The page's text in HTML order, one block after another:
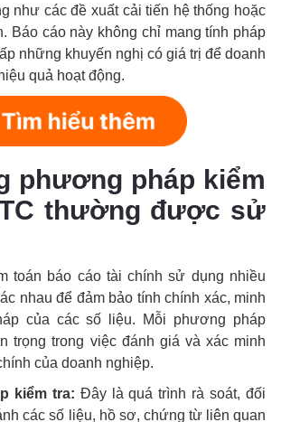
như các đề xuất cải tiến hệ thống hoặc
Báo cáo này không chỉ mang tính pháp
những khuyến nghị có giá trị để doanh
quả hoạt động.
phương pháp kiểm
thường được sử
toán báo cáo tài chính sử dụng nhiều
nhau để đảm bảo tính chính xác, minh
của các số liệu. Mỗi phương pháp
trọng trong việc đánh giá và xác minh
của doanh nghiệp.
kiểm tra: Đây là quá trình rà soát, đối
các số liệu, hồ sơ, chứng từ liên quan